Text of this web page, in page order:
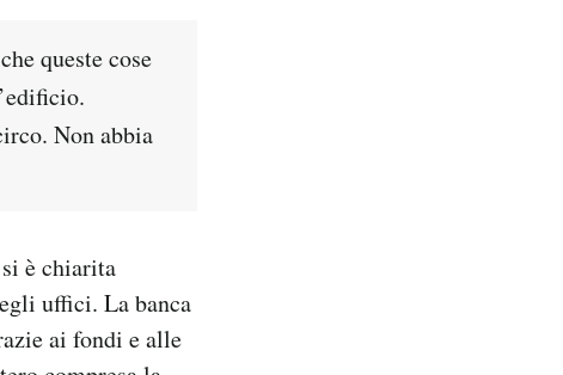
queste cose
Non abbia
è chiarita
uffici. La banca
ai fondi e alle